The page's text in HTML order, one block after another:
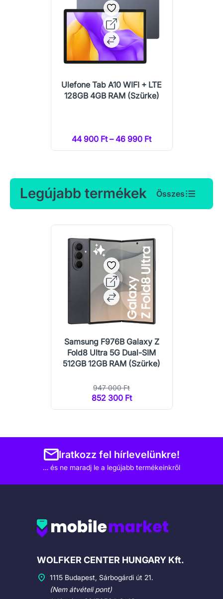
Ulefone Tab A10 WIFI + LTE
128GB 4GB RAM (Szürke)
44 900 Ft – 46 990 Ft
Legújabb termékek Összes
Samsung F976B Galaxy Z
Fold8 Ultra 5G Dual-SIM
512GB 12GB RAM (Szürke)
947 000 Ft
852 300 Ft
Iratkozz fel hírlevelünkre!
… és ne maradj le a legújabb termékeinkről
Cégadatok
WOLFKER CENTER HUNGARY Kft.
1115 Budapest, Sárbogárdi út 21.
(Nem átvételi pont)